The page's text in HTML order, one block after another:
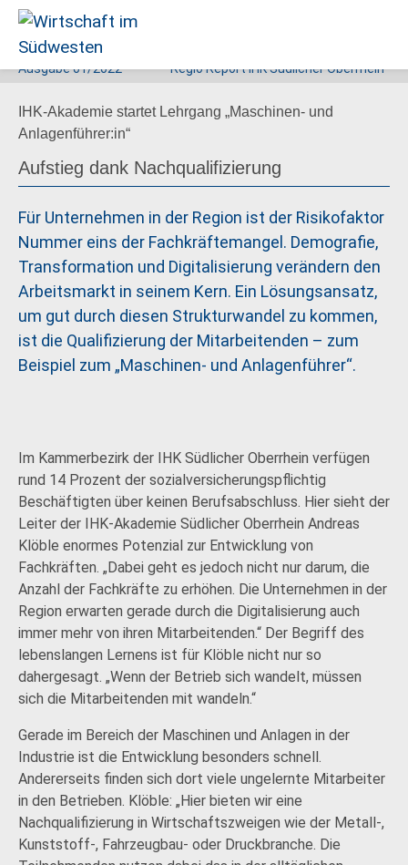
im
Südwesten
Ausgabe01/2022 Regio Report IHK Südlicher Oberrhein
IHK-Akademie startet Lehrgang „Maschinen- und
Anlagenführer:in“
Aufstieg dank Nachqualifizierung
Für Unternehmen in der Region ist der Risikofaktor
Nummer eins der Fachkräftemangel. Demografie,
Transformation und Digitalisierung verändern den
Arbeitsmarkt in seinem Kern. Ein Lösungsansatz,
um gut durch diesen Strukturwandel zu kommen,
ist die Qualifizierung der Mitarbeitenden – zum
Beispiel zum „Maschinen- und Anlagenführer“.
Im Kammerbezirk der IHK Südlicher Oberrhein verfügen
rund 14 Prozent der sozialversicherungspflichtig
Beschäftigten über keinen Berufsabschluss. Hier sieht der
Leiter der IHK-Akademie Südlicher Oberrhein Andreas
Klöble enormes Potenzial zur Entwicklung von
Fachkräften. „Dabei geht es jedoch nicht nur darum, die
Anzahl der Fachkräfte zu erhöhen. Die Unternehmen in der
Region erwarten gerade durch die Digitalisierung auch
immer mehr von ihren Mitarbeitenden.“ Der Begriff des
lebenslangen Lernens ist für Klöble nicht nur so
dahergesagt. „Wenn der Betrieb sich wandelt, müssen
sich die Mitarbeitenden mit wandeln.“
Gerade im Bereich der Maschinen und Anlagen in der
Industrie ist die Entwicklung besonders schnell.
Andererseits finden sich dort viele ungelernte Mitarbeiter
in den Betrieben. Klöble: „Hier bieten wir eine
Nachqualifizierung in Wirtschaftszweigen wie der Metall-,
Kunststoff-, Fahrzeugbau- oder Druckbranche. Die